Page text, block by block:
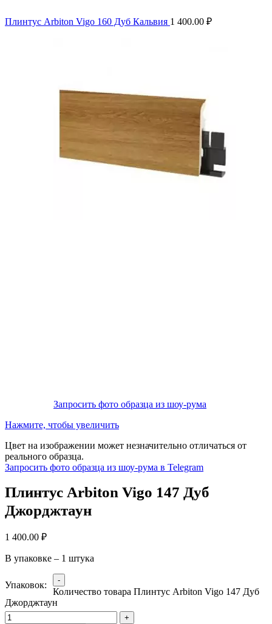
Плинтус Arbiton Vigo 160 Дуб Кальвия 1 400.00 ₽
Запросить фото образца из шоу-рума
Нажмите, чтобы увеличить
Цвет на изображении может незначительно отличаться от
реального образца.
Запросить фото образца из шоу-рума в Telegram
Плинтус Arbiton Vigo 147 Дуб
Джорджтаун
1 400.00 ₽
В упаковке – 1 штука
Упаковок:
Количество товара Плинтус Arbiton Vigo 147 Дуб
Джорджтаун